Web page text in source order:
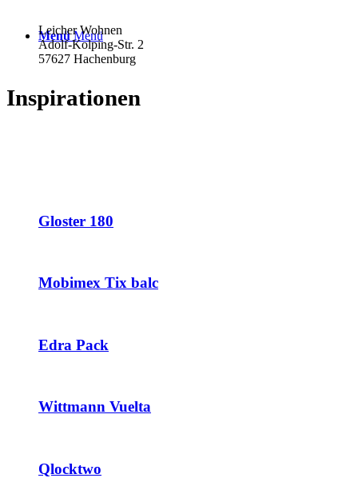
Menü Menü
Leicher Wohnen
Adolf-Kolping-Str. 2
57627 Hachenburg
Inspirationen
Gloster 180
Mobimex Tix balc
Edra Pack
Wittmann Vuelta
Qlocktwo